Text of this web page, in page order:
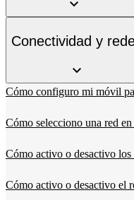
Conectividad y
Cómo configuro mi móvil
Cómo selecciono una red
Cómo activo o desactivo
Cómo activo o desactivo el